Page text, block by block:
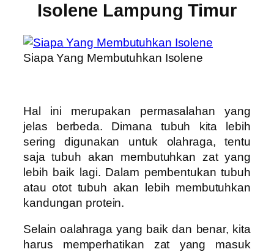
Isolene Lampung Timur
Siapa Yang Membutuhkan Isolene
Hal ini merupakan permasalahan yang
jelas berbeda. Dimana tubuh kita lebih
sering digunakan untuk olahraga, tentu
saja tubuh akan membutuhkan zat yang
lebih baik lagi. Dalam pembentukan tubuh
atau otot tubuh akan lebih membutuhkan
kandungan protein.
Selain oalahraga yang baik dan benar, kita
harus memperhatikan zat yang masuk